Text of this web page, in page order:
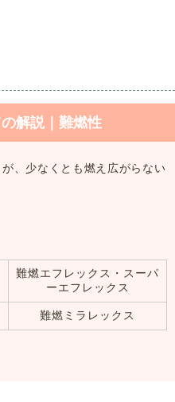
解説｜難燃性
、少なくとも燃え広がらない
難燃エフレックス・スーパ
ーエフレックス
難燃ミラレックス